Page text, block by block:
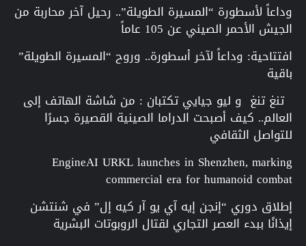
وداعاً لأسطورة “المسيرة الطويلة”.. رحيل آخر محاربة من
الجيش الأحمر الصيني عن 105 عاماً
افتتاحية: وداعاً لآخر أسطورة.. وروح “المسيرة الطويلة”
باقية
تنغ تنغ و ليو جيايي تكتبان : من شاشة الهاتف إلى
العالم.. كيف أصبحت الدراما الصينية القصيرة جسرًا
للتواصل الثقافي
EngineAI URKL launches in Shenzhen, marking
commercial era for humanoid combat
إطلاق دوري “إنجن إيه آي يو آر كيه إل” في شنتشن
إيذانًا ببدء العصر التجاري لقتال الروبوتات البشرية